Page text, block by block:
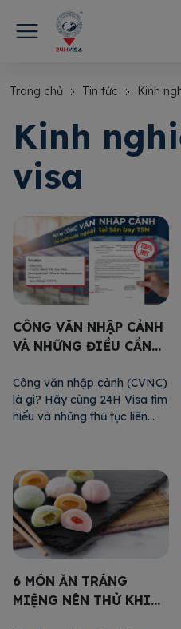
Trang chủ Tin tức Kinh
Kinh
visa
CÔNG VĂN NHẬP CẢNH
VÀ NHỮNG ĐIỀU CẦN
NHẬP CẢNH 2024
Công văn nhập cảnh (CVNC)
là gì? Hãy cùng 24H Visa tìm
hiểu và những thủ tục liên
CẢNH LÀ GÌ? Công văn
nhập cảnh là gì? CVNC là
văn bản do Cục quản lý xuất
nhập cảnh chấp thuận. Cho
phép một doanh nghiệp, […]
6 MÓN ĂN TRÁNG
MIỆNG NÊN THỬ KHI